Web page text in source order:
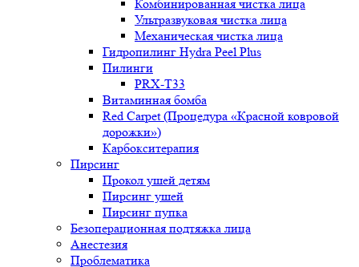
Комбинированная чистка лица
Ультразвуковая чистка лица
Механическая чистка лица
Гидропилинг Hydra Peel Plus
Пилинги
PRX-T33
Витаминная бомба
Red Carpet (Процедура «Красной ковровой
дорожки»)
Карбокситерапия
Пирсинг
Прокол ушей детям
Пирсинг ушей
Пирсинг пупка
Безоперационная подтяжка лица
Анестезия
Проблематика